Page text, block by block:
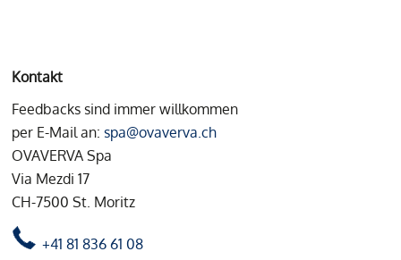
Kontakt
Feedbacks sind immer willkommen
per E-Mail an:spa@ovaverva.ch
OVAVERVA Spa
Via Mezdi 17
CH-7500 St. Moritz
+41 81 836 61 08